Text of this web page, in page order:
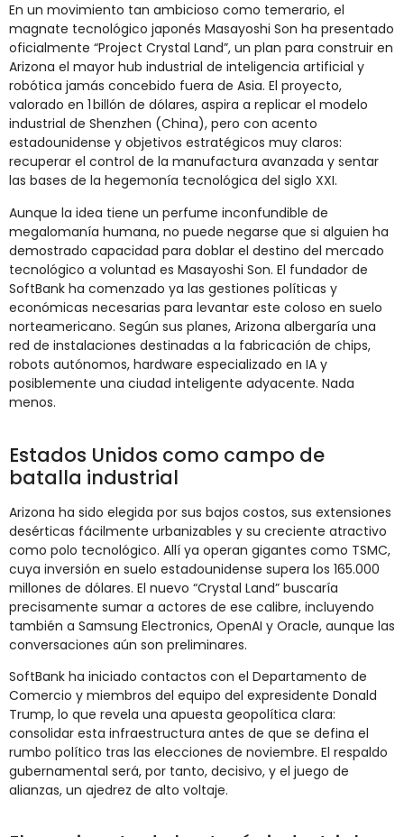
En un movimiento tan ambicioso como temerario, el
magnate tecnológico japonés Masayoshi Son ha presentado
oficialmente “Project Crystal Land”, un plan para construir en
Arizona el mayor hub industrial de inteligencia artificial y
robótica jamás concebido fuera de Asia. El proyecto,
valorado en 1 billón de dólares, aspira a replicar el modelo
industrial de Shenzhen (China), pero con acento
estadounidense y objetivos estratégicos muy claros:
recuperar el control de la manufactura avanzada y sentar
las bases de la hegemonía tecnológica del siglo XXI.
Aunque la idea tiene un perfume inconfundible de
megalomanía humana, no puede negarse que si alguien ha
demostrado capacidad para doblar el destino del mercado
tecnológico a voluntad es Masayoshi Son. El fundador de
SoftBank ha comenzado ya las gestiones políticas y
económicas necesarias para levantar este coloso en suelo
norteamericano. Según sus planes, Arizona albergaría una
red de instalaciones destinadas a la fabricación de chips,
robots autónomos, hardware especializado en IA y
posiblemente una ciudad inteligente adyacente. Nada
menos.
Estados Unidos como campo de
batalla industrial
Arizona ha sido elegida por sus bajos costos, sus extensiones
desérticas fácilmente urbanizables y su creciente atractivo
como polo tecnológico. Allí ya operan gigantes como TSMC,
cuya inversión en suelo estadounidense supera los 165.000
millones de dólares. El nuevo “Crystal Land” buscaría
precisamente sumar a actores de ese calibre, incluyendo
también a Samsung Electronics, OpenAI y Oracle, aunque las
conversaciones aún son preliminares.
SoftBank ha iniciado contactos con el Departamento de
Comercio y miembros del equipo del expresidente Donald
Trump, lo que revela una apuesta geopolítica clara:
consolidar esta infraestructura antes de que se defina el
rumbo político tras las elecciones de noviembre. El respaldo
gubernamental será, por tanto, decisivo, y el juego de
alianzas, un ajedrez de alto voltaje.